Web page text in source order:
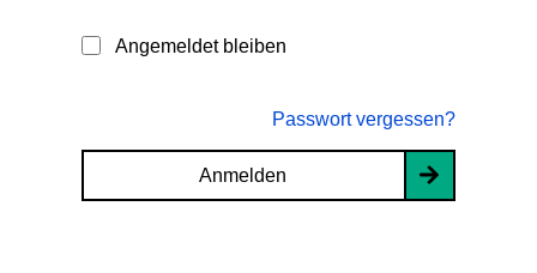
Angemeldet bleiben
Passwort vergessen?
Anmelden